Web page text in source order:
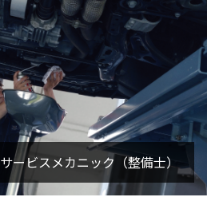
サービスメカニック（整備士）